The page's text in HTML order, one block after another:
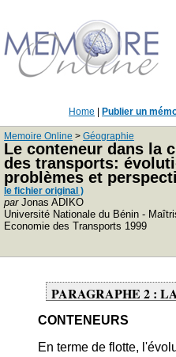
Home Publier un
Memoire Online > Géographie
Le conteneur dans la
des transports:
problèmes et
le fichier original )
parJonas ADIKO
Université Nationale du Bénin -
Economie des Transports 1999
PARAGRAPHE 2 :
CONTENEURS
En terme de flotte,